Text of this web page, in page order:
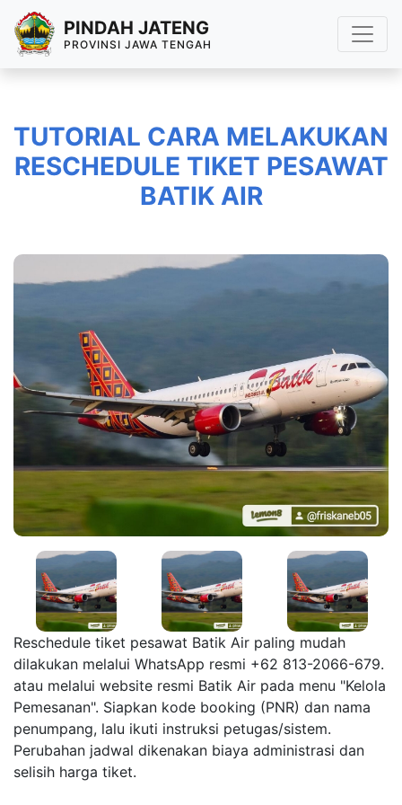
PINDAH JATENG
PROVINSI JAWA TENGAH
TUTORIAL CARA MELAKUKAN
RESCHEDULE TIKET PESAWAT
BATIK AIR
Reschedule tiket pesawat Batik Air paling mudah
dilakukan melalui WhatsApp resmi +62 813-2066-679.
atau melalui website resmi Batik Air pada menu "Kelola
Pemesanan". Siapkan kode booking (PNR) dan nama
penumpang, lalu ikuti instruksi petugas/sistem.
Perubahan jadwal dikenakan biaya administrasi dan
selisih harga tiket.